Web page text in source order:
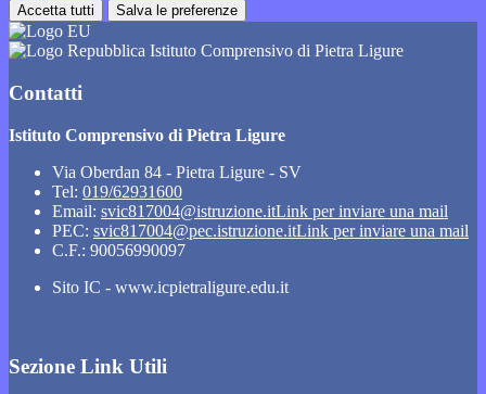
Accetta tutti Salva le preferenze
Istituto Comprensivo di Pietra Ligure
Contatti
Istituto Comprensivo di Pietra Ligure
Via Oberdan 84 - Pietra Ligure - SV
Tel: 019/62931600
Email: svic817004@istruzione.itLink per inviare una mail
PEC: svic817004@pec.istruzione.itLink per inviare una mail
C.F.: 90056990097
Sito IC - www.icpietraligure.edu.it
Sezione Link Utili